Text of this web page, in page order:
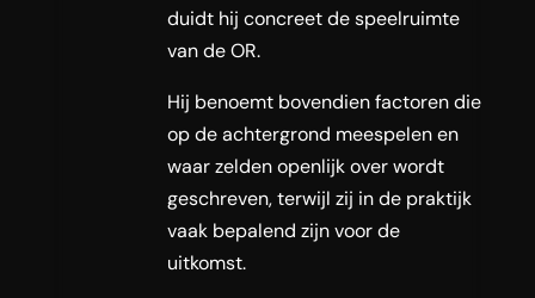
duidt hij concreet de speelruimte
van de OR.
Hij benoemt bovendien factoren die
op de achtergrond meespelen en
waar zelden openlijk over wordt
geschreven, terwijl zij in de praktijk
vaak bepalend zijn voor de
uitkomst.